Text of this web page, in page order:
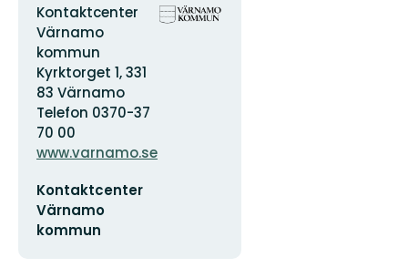
Adress
Kontaktcenter
Värnamo
kommun
Kyrktorget 1, 331
83 Värnamo
Telefon 0370-37
70 00
www.varnamo.se
postadress
Kontaktcenter
Värnamo
kommun
Organisationens
logotyp